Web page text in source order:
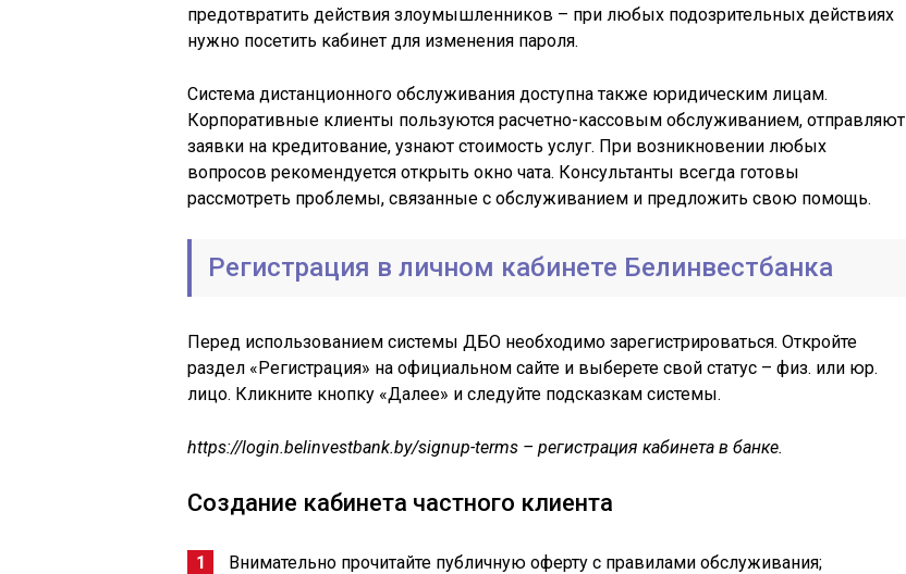
предотвратить действия злоумышленников – при любых подозрительных действиях
нужно посетить кабинет для изменения пароля.
Система дистанционного обслуживания доступна также юридическим лицам.
Корпоративные клиенты пользуются расчетно-кассовым обслуживанием, отправляют
заявки на кредитование, узнают стоимость услуг. При возникновении любых
вопросов рекомендуется открыть окно чата. Консультанты всегда готовы
рассмотреть проблемы, связанные с обслуживанием и предложить свою помощь.
Регистрация в личном кабинете Белинвестбанка
Перед использованием системы ДБО необходимо зарегистрироваться. Откройте
раздел «Регистрация» на официальном сайте и выберете свой статус – физ. или юр.
лицо. Кликните кнопку «Далее» и следуйте подсказкам системы.
https://login.belinvestbank.by/signup-terms – регистрация кабинета в банке.
Создание кабинета частного клиента
Внимательно прочитайте публичную оферту с правилами обслуживания;